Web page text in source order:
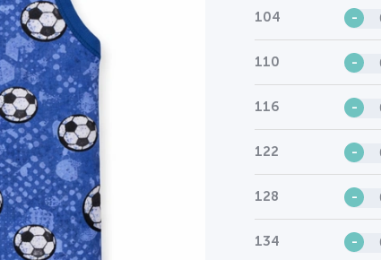
104 -
110 -
116 -
122 -
128 -
134 -